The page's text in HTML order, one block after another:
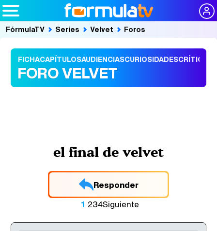
FórmulaTV Series Velvet Foros
FICHACAPÍTULOSAUDIENCIASCURIOSIDADESCRÍTICAS
FORO VELVET
el final de velvet
Responder
1 234Siguiente